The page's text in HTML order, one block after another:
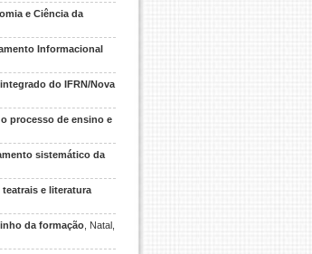
e Ciência da
Informacional
do IFRN/Nova
processo de ensino e
sistemático da
e literatura
da formação , Natal,